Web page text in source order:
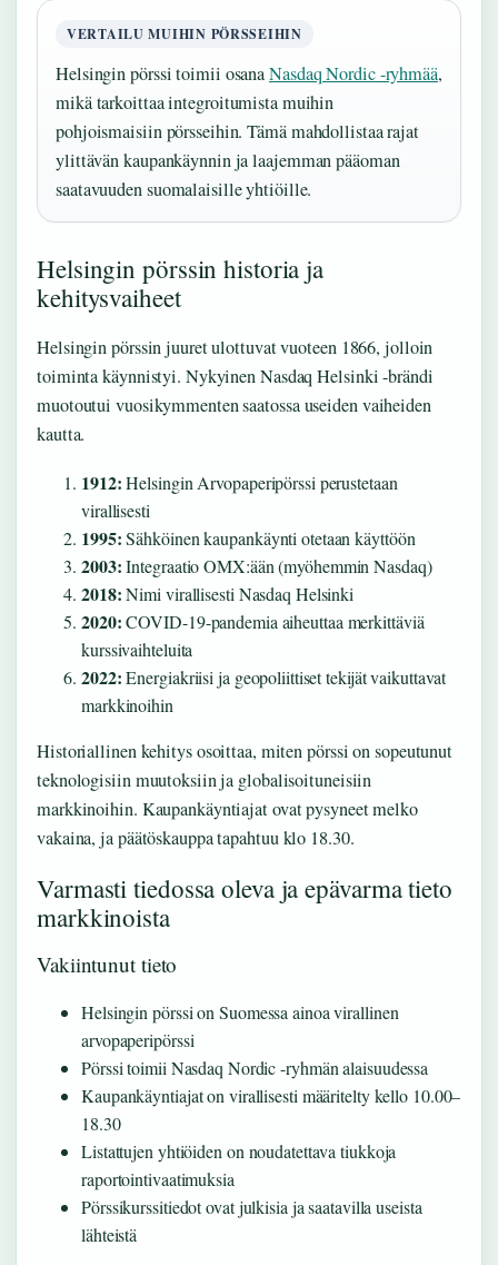
VERTAILU MUIHIN PÖRSSEIHIN
Helsingin pörssi toimii osanaNasdaq Nordic -ryhmää,
mikä tarkoittaa integroitumista muihin
pohjoismaisiin pörsseihin. Tämä mahdollistaa rajat
ylittävän kaupankäynnin ja laajemman pääoman
saatavuuden suomalaisille yhtiöille.
Helsingin pörssin historia ja
kehitysvaiheet
Helsingin pörssin juuret ulottuvat vuoteen 1866, jolloin
toiminta käynnistyi. Nykyinen Nasdaq Helsinki -brändi
muotoutui vuosikymmenten saatossa useiden vaiheiden
kautta.
1912:Helsingin Arvopaperipörssi perustetaan
virallisesti
1995:Sähköinen kaupankäynti otetaan käyttöön
2003:Integraatio OMX:ään (myöhemmin Nasdaq)
2018:Nimi virallisesti Nasdaq Helsinki
2020:COVID-19-pandemia aiheuttaa merkittäviä
kurssivaihteluita
2022:Energiakriisi ja geopoliittiset tekijät vaikuttavat
markkinoihin
Historiallinen kehitys osoittaa, miten pörssi on sopeutunut
teknologisiin muutoksiin ja globalisoituneisiin
markkinoihin. Kaupankäyntiajat ovat pysyneet melko
vakaina, ja päätöskauppa tapahtuu klo 18.30.
Varmasti tiedossa oleva ja epävarma tieto
markkinoista
Vakiintunut tieto
Helsingin pörssi on Suomessa ainoa virallinen
arvopaperipörssi
Pörssi toimii Nasdaq Nordic -ryhmän alaisuudessa
Kaupankäyntiajat on virallisesti määritelty kello 10.00–
18.30
Listattujen yhtiöiden on noudatettava tiukkoja
raportointivaatimuksia
Pörssikurssitiedot ovat julkisia ja saatavilla useista
lähteistä